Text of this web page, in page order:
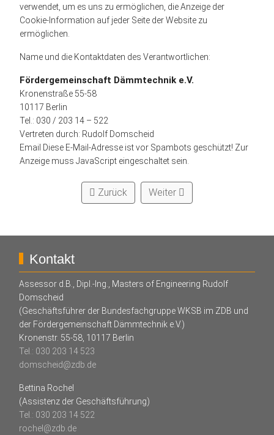
verwendet, um es uns zu ermöglichen, die Anzeige der
Cookie-Information auf jeder Seite der Website zu
ermöglichen.
Name und die Kontaktdaten des Verantwortlichen:
Fördergemeinschaft Dämmtechnik e.V.
Kronenstraße 55-58
10117 Berlin
Tel.: 030 / 203 14 – 522
Vertreten durch: Rudolf Domscheid
Email Diese E-Mail-Adresse ist vor Spambots geschützt! Zur
Anzeige muss JavaScript eingeschaltet sein.
Zurück Weiter
Kontakt
Assessor d.B., Dipl.-Ing., Masters of Engineering Rudolf
Domscheid
(Geschäftsführer der Bundesfachgruppe WKSB im ZDB und
der Fördergemeinschaft Dämmtechnik e.V.)
Kronenstr. 55-58, 10117 Berlin
Tel.: 030 203 14 523
domscheid@zdb.de
Bettina Rochel
(Assistenz der Geschäftsführung)
Tel.: 030 203 14 522
rochel@zdb.de